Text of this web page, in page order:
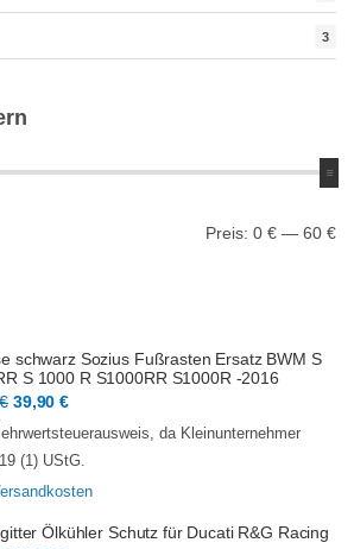
3
Preis: 0 € — 60 €
schwarz Sozius Fußrasten Ersatz BWM S
S 1000 R S1000RR S1000R -2016
€ Ursprünglicher
Preis
war:
48,90 €
39,90€Aktueller
Preis
ist:
39,90 €.
da Kleinunternehmer
(1) UStG.
Ölkühler Schutz für Ducati R&G Racing